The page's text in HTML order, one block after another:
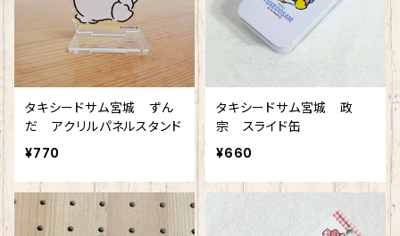
タキシードサム宮城 ずん
だ アクリルパネルスタンド
¥770
タキシードサム宮城 政
宗 スライド缶
¥660